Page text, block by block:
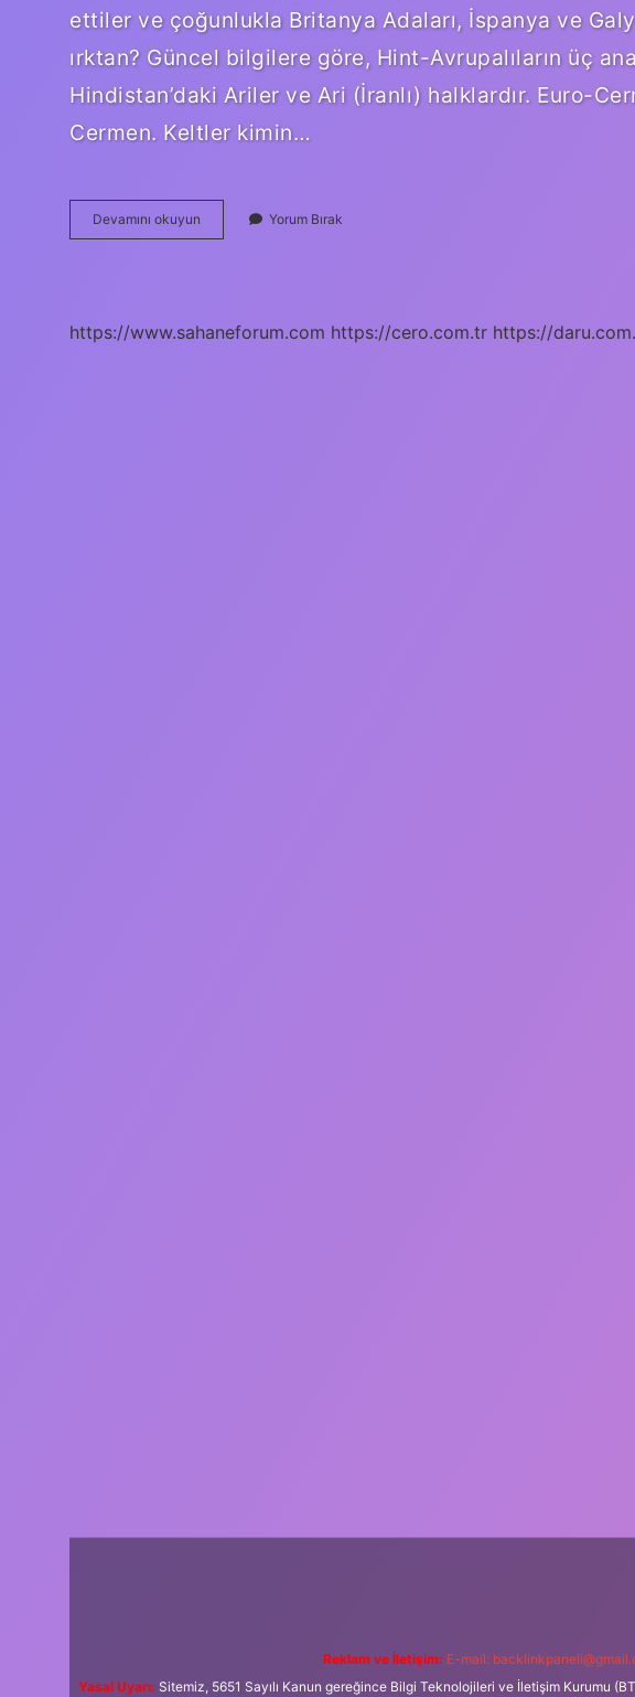
ettiler ve çoğunlukla Britanya Adaları, İspanya ve
ırktan? Güncel bilgilere göre, Hint-Avrupalıların üç
Hindistan’daki Ariler ve Ari (İranlı) halklardır. Euro-
Cermen. Keltler kimin…
Devamını okuyun
Ve
Yorum Bırak
https://www.sahaneforum.com https://cero.com.tr https://
Reklam ve İletişim: E-mail:
Yasal Uyarı: Sitemiz, 5651 Sayılı Kanun gereğince Bilgi Teknolojileri ve İletişim Kurumu